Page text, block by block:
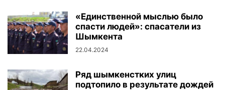
«Единственной мыслью было
спасти людей»: спасатели из
Шымкента
22.04.2024
Ряд шымкенстких улиц
подтопило в результате дождей